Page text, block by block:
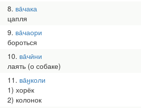
8 ва̄чака
цапля
9 ва̄чаори
бороться
10 ва̄чӣни
лаять (о собаке)
11 ва̄ӈколи
1) хорёк
2) колонок